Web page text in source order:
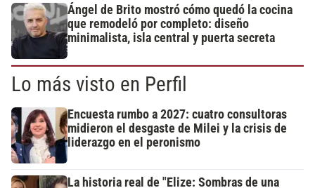
Ángel de Brito mostró cómo quedó la cocina
que remodeló por completo: diseño
minimalista, isla central y puerta secreta
Lo más visto en Perfil
Encuesta rumbo a 2027: cuatro consultoras
midieron el desgaste de Milei y la crisis de
liderazgo en el peronismo
La historia real de "Elize: Sombras de una